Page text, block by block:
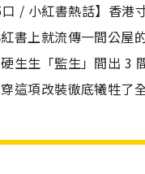
/ 小紅書熱話】香
書上就流傳一間公
生生「監生」間出 3
這項改裝徹底犧牲了